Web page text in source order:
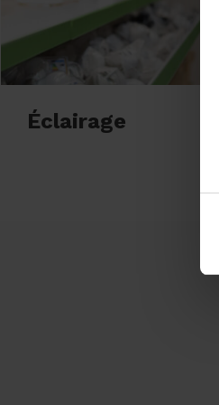
Éclairage